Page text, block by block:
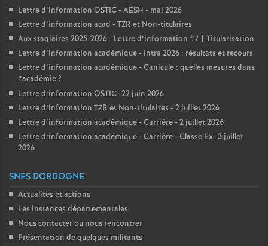
Lettre d’information OSTIC - AESH - mai 2026
Lettre d’information acad - TZR et Non-titulaires
Aux stagiaires 2025-2026 - Lettre d’information #7 | Titularisation
Lettre d’information académique - Intra 2026 : résultats et recours
Lettre d’information académique - Canicule : quelles mesures dans
l’académie?
Lettre d’information OSTIC -22 juin 2026
Lettre d’information TZR et Non-titulaires - 2 juillet 2026
Lettre d’information académique - Carrière - 2 juillet 2026
Lettre d’information académique - Carrière - Classe Ex- 3 juillet
2026
SNES DORDOGNE
Actualités et actions
Les instances départementales
Nous contacter ou nous rencontrer
Présentation de quelques militants